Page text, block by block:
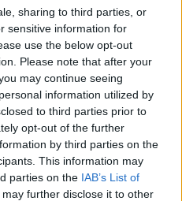
sharing to third parties, or
sensitive information for
use the below opt-out
Please note that after your
may continue seeing
information utilized by
to third parties prior to
opt-out of the further
by third parties on the
This information may
parties on the IAB’s List of
may further disclose it to other